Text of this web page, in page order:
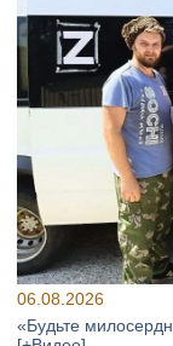
06.08.2026
«Будьте